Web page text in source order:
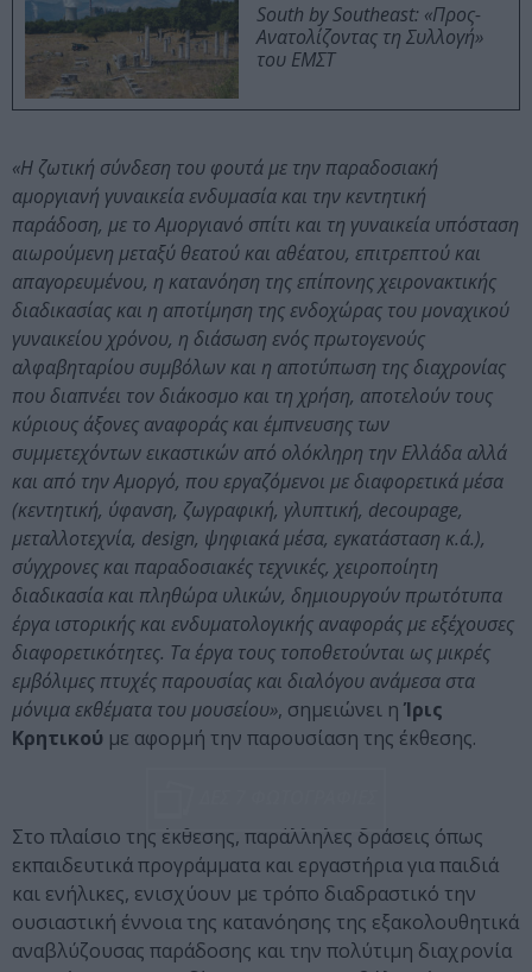
South by Southeast: «Προς-
Ανατολίζοντας τη Συλλογή»
του ΕΜΣΤ
«Η ζωτική σύνδεση του φουτά με την παραδοσιακή
αμοργιανή γυναικεία ενδυμασία και την κεντητική
παράδοση, με το Αμοργιανό σπίτι και τη γυναικεία υπόσταση
αιωρούμενη μεταξύ θεατού και αθέατου, επιτρεπτού και
απαγορευμένου, η κατανόηση της επίπονης χειρονακτικής
διαδικασίας και η αποτίμηση της ενδοχώρας του μοναχικού
γυναικείου χρόνου, η διάσωση ενός πρωτογενούς
αλφαβηταρίου συμβόλων και η αποτύπωση της διαχρονίας
που διαπνέει τον διάκοσμο και τη χρήση, αποτελούν τους
κύριους άξονες αναφοράς και έμπνευσης των
συμμετεχόντων εικαστικών από ολόκληρη την Ελλάδα αλλά
και από την Αμοργό, που εργαζόμενοι με διαφορετικά μέσα
(κεντητική, ύφανση, ζωγραφική, γλυπτική, decoupage,
μεταλλοτεχνία, design, ψηφιακά μέσα, εγκατάσταση κ.ά.),
σύγχρονες και παραδοσιακές τεχνικές, χειροποίητη
διαδικασία και πληθώρα υλικών, δημιουργούν πρωτότυπα
έργα ιστορικής και ενδυματολογικής αναφοράς με εξέχουσες
διαφορετικότητες. Τα έργα τους τοποθετούνται ως μικρές
εμβόλιμες πτυχές παρουσίας και διαλόγου ανάμεσα στα
μόνιμα εκθέματα του μουσείου», σημειώνει η Ίρις
Κρητικού με αφορμή την παρουσίαση της έκθεσης.
Στο πλαίσιο της έκθεσης, παράλληλες δράσεις όπως
εκπαιδευτικά προγράμματα και εργαστήρια για παιδιά
και ενήλικες, ενισχύουν με τρόπο διαδραστικό την
ουσιαστική έννοια της κατανόησης της εξακολουθητικά
αναβλύζουσας παράδοσης και την πολύτιμη διαχρονία